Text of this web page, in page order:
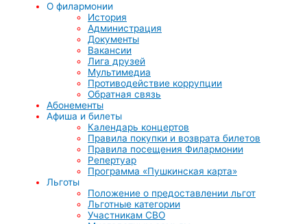
О филармонии
История
Администрация
Документы
Вакансии
Лига друзей
Мультимедиа
Противодействие коррупции
Обратная связь
Абонементы
Афиша и билеты
Календарь концертов
Правила покупки и возврата билетов
Правила посещения Филармонии
Репертуар
Программа «Пушкинская карта»
Льготы
Положение о предоставлении льгот
Льготные категории
Участникам СВО